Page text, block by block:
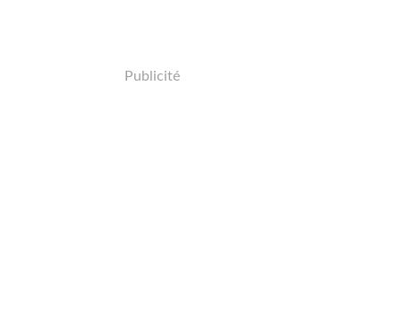
Publicité